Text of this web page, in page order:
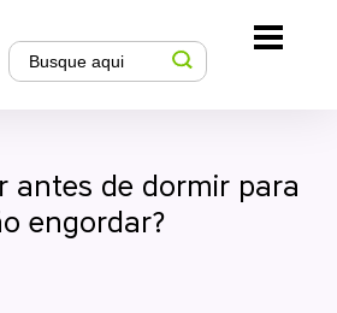
antes de dormir para
engordar?